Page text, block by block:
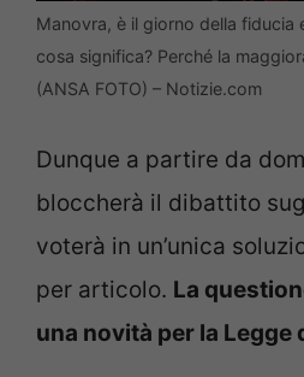
Manovra, è il giorno della fiducia
cosa significa? Perché la
(ANSA FOTO) – Notizie.com
Dunque a partire da
bloccherà il dibattito
voterà in un’unica
per articolo. La
una novità per la Legge